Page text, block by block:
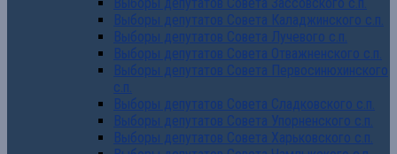
Выборы депутатов Совета Каладжинского с.п.
Выборы депутатов Совета Лучевого с.п.
Выборы депутатов Совета Отважненского с.п.
Выборы депутатов Совета Первосинюхинского
с.п.
Выборы депутатов Совета Сладковского с.п.
Выборы депутатов Совета Упорненского с.п.
Выборы депутатов Совета Харьковского с.п.